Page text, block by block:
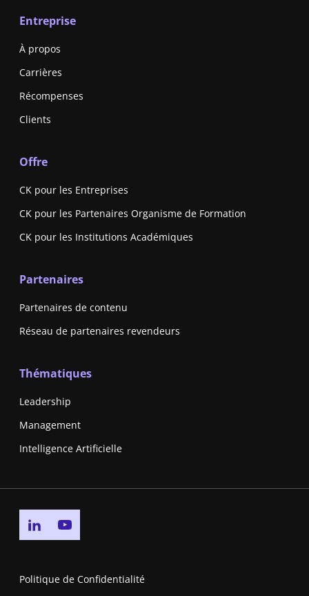
Entreprise
À propos
Carrières
Récompenses
Clients
Offre
CK pour les Entreprises
CK pour les Partenaires Organisme de Formation
CK pour les Institutions Académiques
Partenaires
Partenaires de contenu
Réseau de partenaires revendeurs
Thématiques
Leadership
Management
Intelligence Artificielle
Go to linkedin page
Politique de Confidentialité